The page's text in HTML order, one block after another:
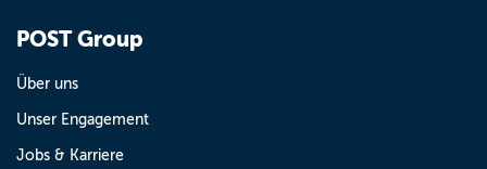
POST Group
Über uns
Unser Engagement
Jobs & Karriere